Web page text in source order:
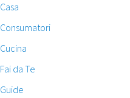
Casa
Consumatori
Cucina
Fai da Te
Guide